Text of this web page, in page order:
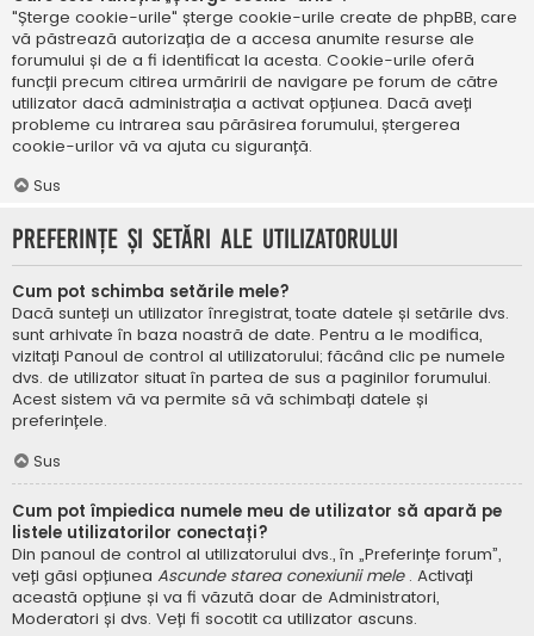
"Șterge cookie-urile" șterge cookie-urile create de phpBB, care
vă păstrează autorizația de a accesa anumite resurse ale
forumului și de a fi identificat la acesta. Cookie-urile oferă
funcții precum citirea urmăririi de navigare pe forum de către
utilizator dacă administrația a activat opțiunea. Dacă aveți
probleme cu intrarea sau părăsirea forumului, ștergerea
cookie-urilor vă va ajuta cu siguranță.
Sus
Preferințe și setări ale utilizatorului
Cum pot schimba setările mele?
Dacă sunteți un utilizator înregistrat, toate datele și setările dvs.
sunt arhivate în baza noastră de date. Pentru a le modifica,
vizitați Panoul de control al utilizatorului; făcând clic pe numele
dvs. de utilizator situat în partea de sus a paginilor forumului.
Acest sistem vă va permite să vă schimbați datele și
preferințele.
Sus
Cum pot împiedica numele meu de utilizator să apară pe
listele utilizatorilor conectați?
Din panoul de control al utilizatorului dvs., în „Preferințe forum”,
veți găsi opțiunea Ascunde starea conexiunii mele . Activați
această opțiune și va fi văzută doar de Administratori,
Moderatori și dvs. Veți fi socotit ca utilizator ascuns.